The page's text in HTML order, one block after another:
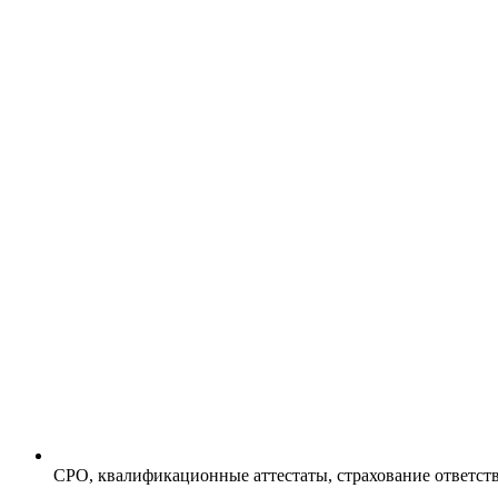
СРО, квалификационные аттестаты, страхование